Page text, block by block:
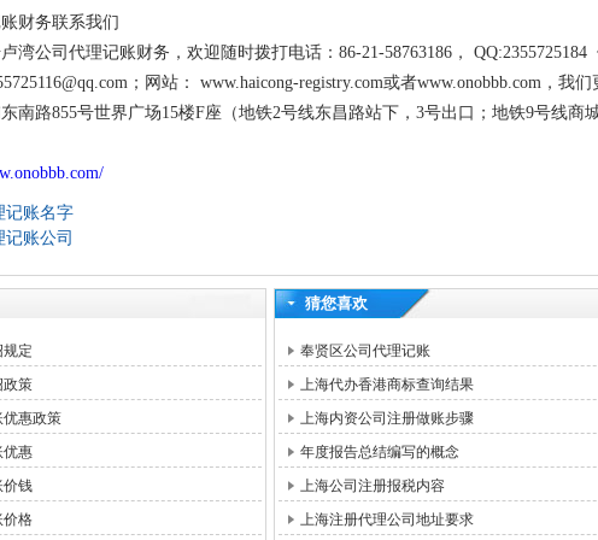
财务联系我们
湾公司代理记账财务，欢迎随时拨打电话：86-21-58763186， QQ:2355725184
；网站： www.haicong-registry.com或者www.onobbb.com，我
南路855号世界广场15楼F座（地铁2号线东昌路站下，3号出口；地铁9号线商
记账名字
记账公司
定
政策
优惠政策
优惠
价钱
价格
猜您喜欢
奉贤区公司代理记账
上海代办香港商标查询结果
上海内资公司注册做账步骤
年度报告总结编写的概念
上海公司注册报税内容
上海注册代理公司地址要求